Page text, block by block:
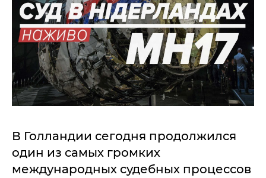
В Голландии сегодня продолжился
один из самых громких
международных судебных процессов